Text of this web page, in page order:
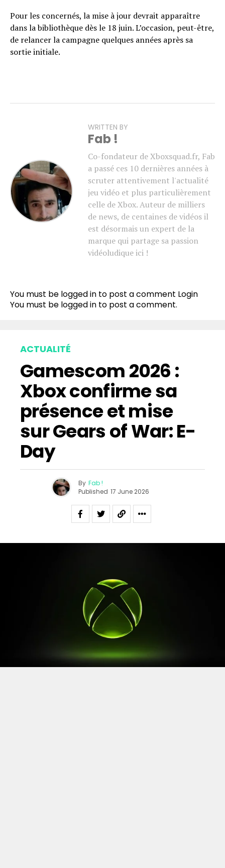
Pour les concernés, la mise à jour devrait apparaître
dans la bibliothèque dès le 18 juin. L’occasion, peut-être,
de relancer la campagne quelques années après sa
sortie initiale.
WRITTEN BY
Fab !
Co-fondateur de Xboxsquad.fr, Fab
a passé ces 10 dernières années à
scruter attentivement l'actualité
jeu vidéo et plus particulièrement
celle de Xbox. Auteur de milliers
de news, de centaines de vidéos il
est désormais un expert de la
marque qui partage sa passion
vidéoludique ici !
You must be logged in to post a comment Login
You must be logged in to post a comment.
ACTUALITÉ
Gamescom 2026 :
Xbox confirme sa
présence et mise
sur Gears of War: E-
Day
By Fab !
Published 17 June 2026